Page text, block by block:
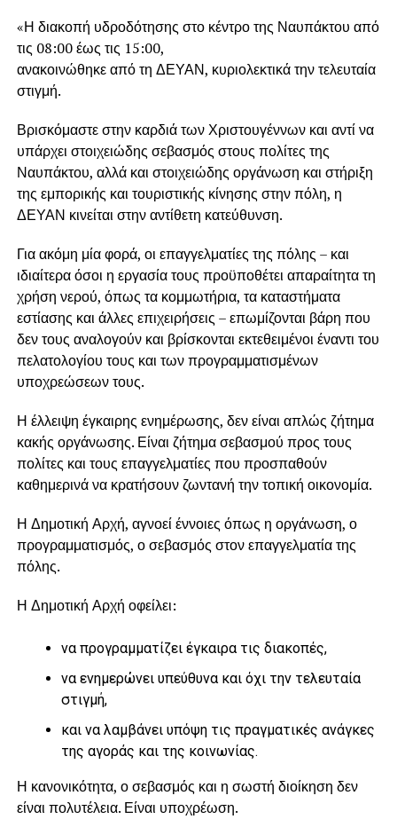
«Η διακοπή υδροδότησης στο κέντρο της Ναυπάκτου από
τις 08:00 έως τις 15:00,
ανακοινώθηκε από τη ΔΕΥΑΝ, κυριολεκτικά την τελευταία
στιγμή.
Βρισκόμαστε στην καρδιά των Χριστουγέννων και αντί να
υπάρχει στοιχειώδης σεβασμός στους πολίτες της
Ναυπάκτου, αλλά και στοιχειώδης οργάνωση και στήριξη
της εμπορικής και τουριστικής κίνησης στην πόλη, η
ΔΕΥΑΝ κινείται στην αντίθετη κατεύθυνση.
Για ακόμη μία φορά, οι επαγγελματίες της πόλης – και
ιδιαίτερα όσοι η εργασία τους προϋποθέτει απαραίτητα τη
χρήση νερού, όπως τα κομμωτήρια, τα καταστήματα
εστίασης και άλλες επιχειρήσεις – επωμίζονται βάρη που
δεν τους αναλογούν και βρίσκονται εκτεθειμένοι έναντι του
πελατολογίου τους και των προγραμματισμένων
υποχρεώσεων τους.
Η έλλειψη έγκαιρης ενημέρωσης, δεν είναι απλώς ζήτημα
κακής οργάνωσης. Είναι ζήτημα σεβασμού προς τους
πολίτες και τους επαγγελματίες που προσπαθούν
καθημερινά να κρατήσουν ζωντανή την τοπική οικονομία.
Η Δημοτική Αρχή, αγνοεί έννοιες όπως η οργάνωση, ο
προγραμματισμός, ο σεβασμός στον επαγγελματία της
πόλης.
Η Δημοτική Αρχή οφείλει:
να προγραμματίζει έγκαιρα τις διακοπές,
να ενημερώνει υπεύθυνα και όχι την τελευταία
στιγμή,
και να λαμβάνει υπόψη τις πραγματικές ανάγκες
της αγοράς και της κοινωνίας.
Η κανονικότητα, ο σεβασμός και η σωστή διοίκηση δεν
είναι πολυτέλεια. Είναι υποχρέωση.